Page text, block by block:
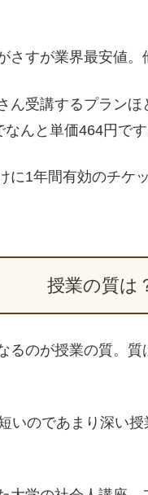
すが業界最安値。
ん受講するプラン
んと単価464円です
1年間有効のチケ
授業の質は
るのが授業の質。質
いのであまり深い